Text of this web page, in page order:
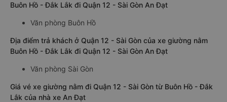
Buôn Hồ - Đắk Lắk đi Quận 12 - Sài Gòn An Đạt
Văn phòng Buôn Hồ
Địa điểm trả khách ở Quận 12 - Sài Gòn của xe giường nằm
Buôn Hồ - Đắk Lắk đi Quận 12 - Sài Gòn An Đạt
Văn phòng Sài Gòn
Giá vé xe giường nằm đi Quận 12 - Sài Gòn từ Buôn Hồ - Đắk
Lắk của nhà xe An Đạt